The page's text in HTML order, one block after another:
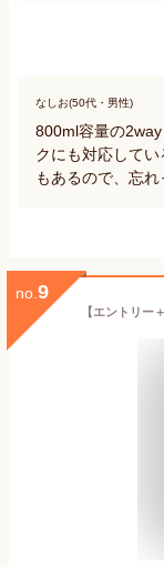
なしお(50代・男性)
800ml容量の
クにも対応して
もあるので、忘れ
no. 9